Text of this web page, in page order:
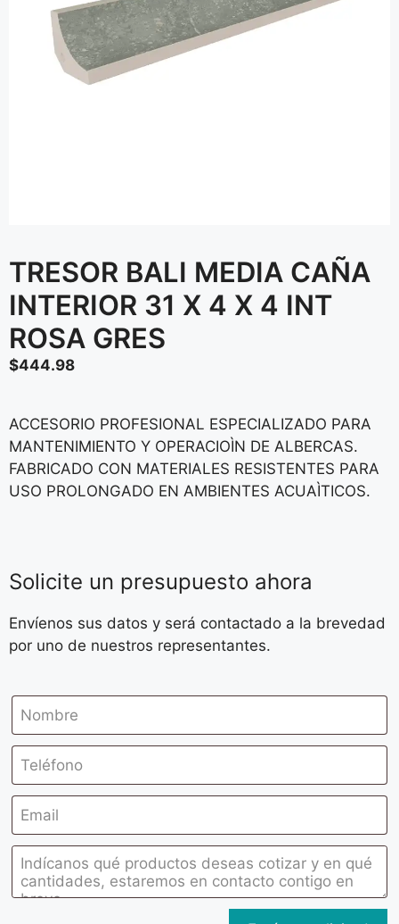
TRESOR BALI MEDIA CAÑA
INTERIOR 31 X 4 X 4 INT
ROSA GRES
$444.98
ACCESORIO PROFESIONAL ESPECIALIZADO PARA
MANTENIMIENTO Y OPERACIOÌN DE ALBERCAS.
FABRICADO CON MATERIALES RESISTENTES PARA
USO PROLONGADO EN AMBIENTES ACUAÌTICOS.
Solicite un presupuesto ahora
Envíenos sus datos y será contactado a la brevedad
por uno de nuestros representantes.